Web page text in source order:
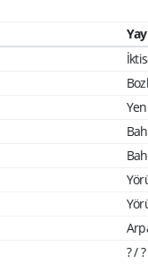
? / ?